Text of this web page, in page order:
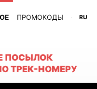
ПРОМОКОДЫ RU
ПОСЫЛОК
ПО ТРЕК-НОМЕРУ